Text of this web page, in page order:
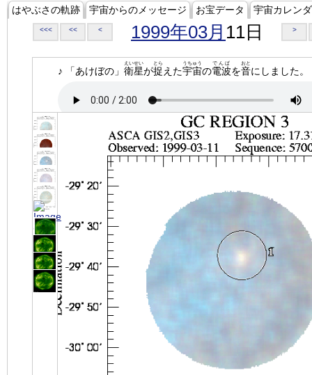
はやぶさの軌跡 宇宙からのメッセージ お宝データ 宇宙カレン
<<< << < 1999年03月 11日 >
♪ 「あけぼの」 衛星
えいせい
が捉
とら
えた宇宙
うちゅう
の電波
でんぱ
を音
おと
にしました。